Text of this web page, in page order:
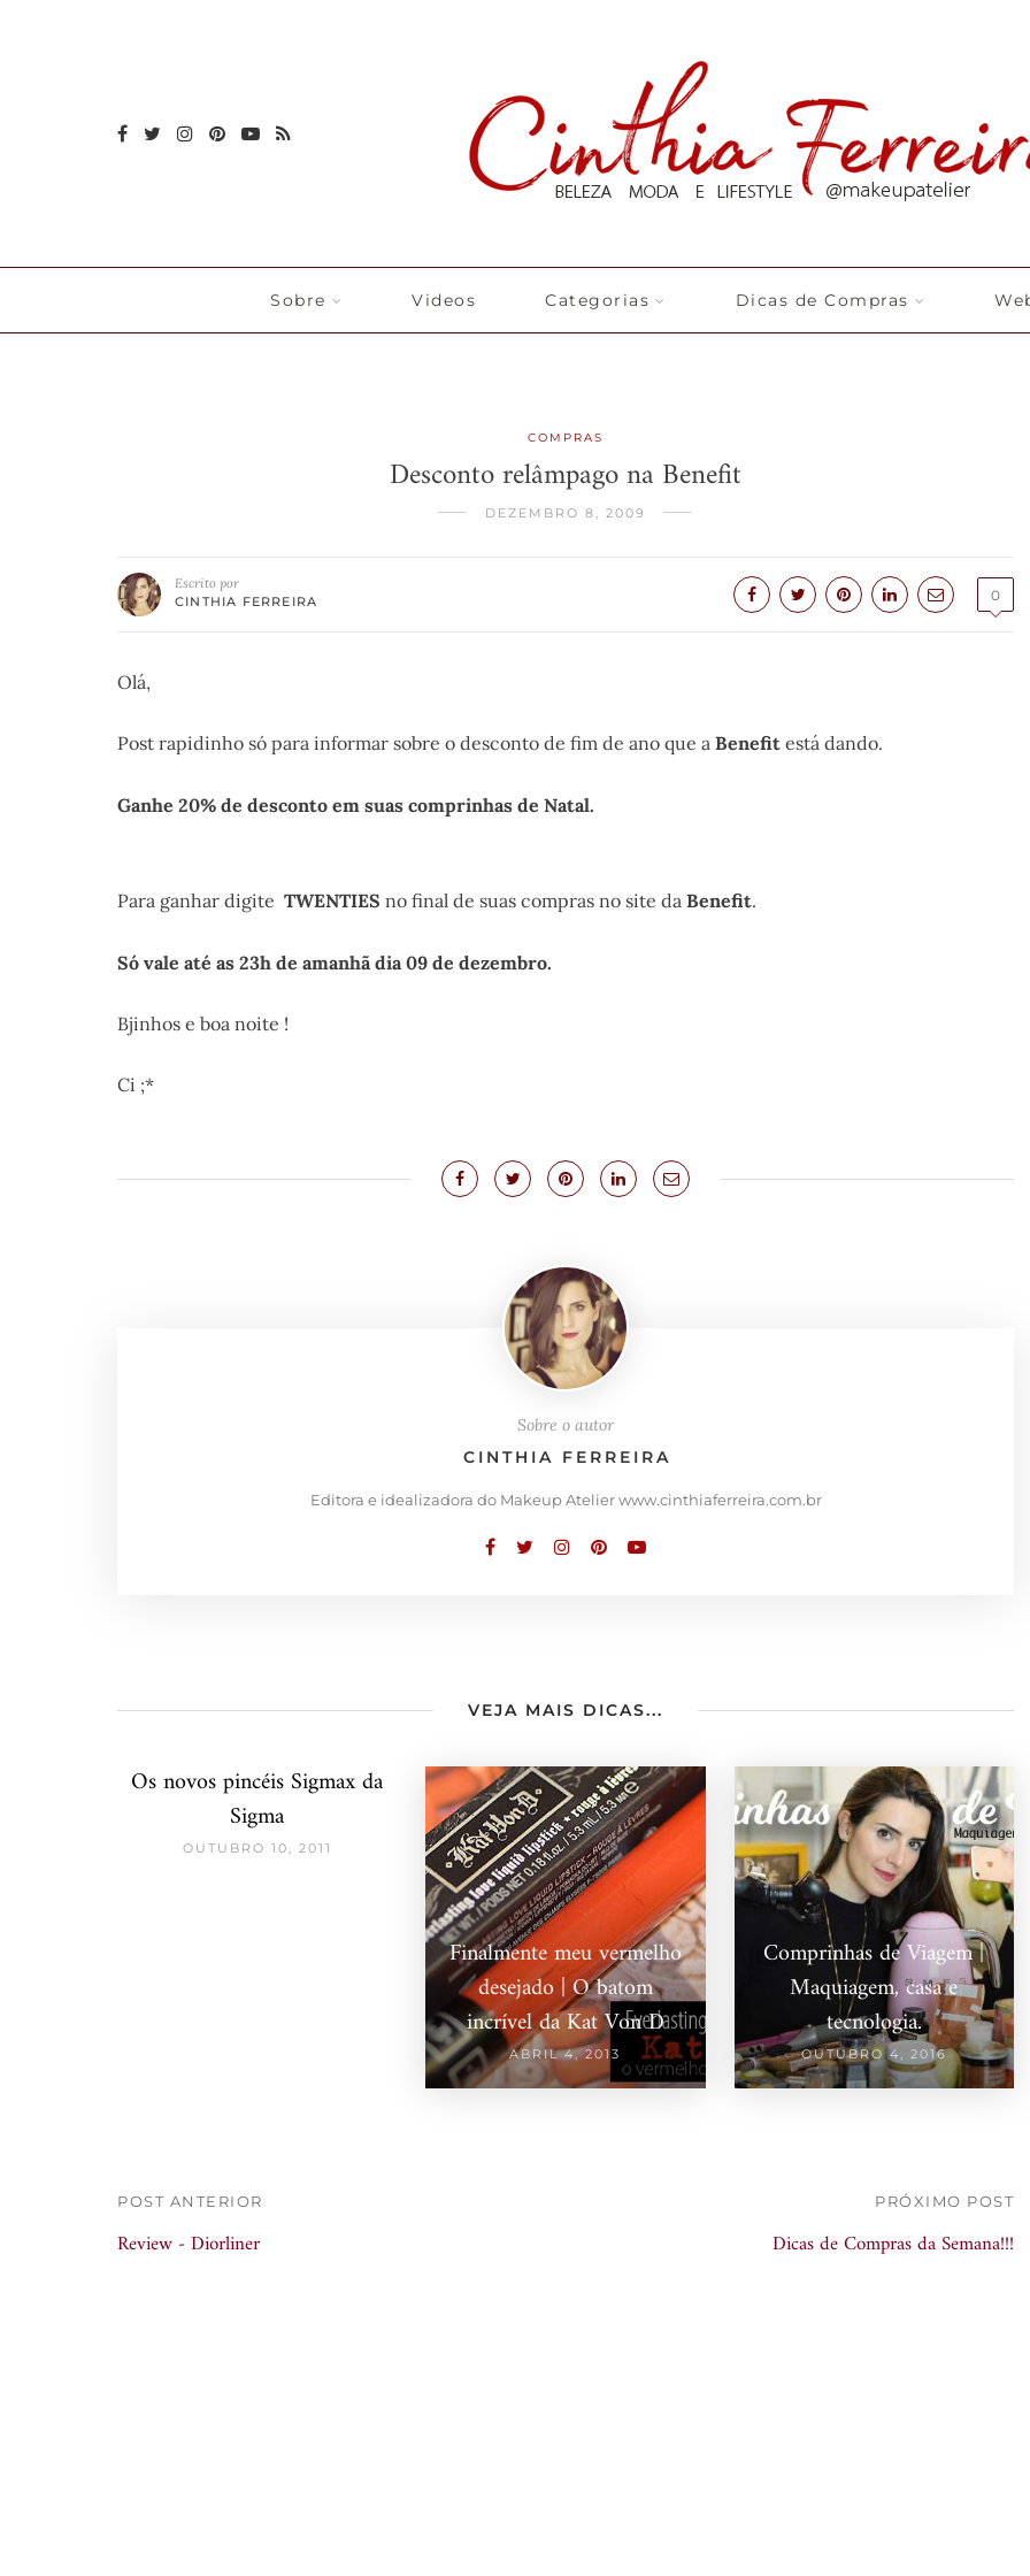
Sobre Videos Categorias Dicas de Compras
COMPRAS
Desconto relâmpago na Benefit
DEZEMBRO 8, 2009
Escrito por
CINTHIA FERREIRA
0
Olá,
Post rapidinho só para informar sobre o desconto de fim de ano que a Benefit está dando.
Ganhe 20% de desconto em suas comprinhas de Natal.
Para ganhar digite TWENTIES no final de suas compras no site da Benefit.
Só vale até as 23h de amanhã dia 09 de dezembro.
Bjinhos e boa noite !
Ci ;*
Sobre o autor
CINTHIA FERREIRA
Editora e idealizadora do Makeup Atelier www.cinthiaferreira.com.br
VEJA MAIS DICAS...
Os novos pincéis Sigmax da
Sigma
OUTUBRO 10, 2011
Finalmente meu vermelho
desejado | O batom
incrível da Kat Von D
ABRIL 4, 2013
Comprinhas de Viagem |
Maquiagem, casa e
tecnologia.
OUTUBRO 4, 2016
POST ANTERIOR
Review - Diorliner
PRÓXIMO POST
Dicas de Compras da Semana!!!